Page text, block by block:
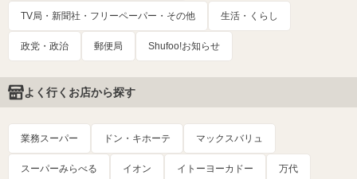
TV局・新聞社・フリーペーパー・その他 生活・くらし
政党・政治 郵便局 Shufoo!お知らせ
よく行くお店から探す
業務スーパー ドン・キホーテ マックスバリュ
スーパーみらべる イオン イトーヨーカドー 万代